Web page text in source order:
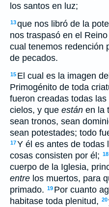
los santos en luz;
13que nos libró de la
nos traspasó en el
cual tenemos redención
de pecados.
15 El cual es la imagen
Primogénito de toda
fueron creadas todas
cielos, y que están en la
sean tronos, sean
sean potestades; todo
17Y él es antes de todas
cosas consisten por él; 18
cuerpo de la Iglesia,
entre los muertos, para
primado. 19 Por cuanto
habitase toda plenitud, 20